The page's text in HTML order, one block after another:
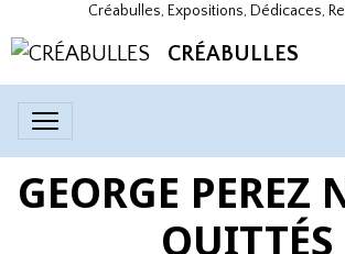
Créabulles, Expositions, Dédicaces,
CRÉABULLES
GEORGE PEREZ
QUITTÉS